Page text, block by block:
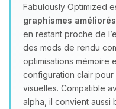
Fabulously Optimized
graphismes améliorés
en restant proche de
des mods de rendu
optimisations mémoire
configuration clair
visuelles. Compatible
alpha, il convient aussi